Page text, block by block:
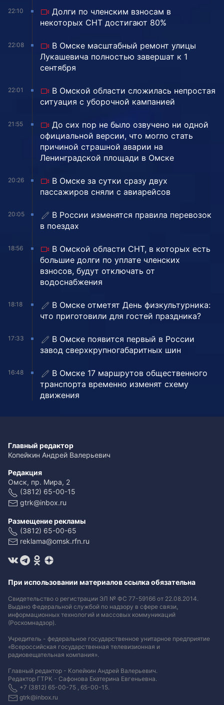
22:10
Долги по членским взносам в
некоторых СНТ достигают 80%
22:08
В Омске масштабный ремонт улицы
Лукашевича полностью завершат к 1
сентября
22:01
В Омской области сложилась непростая
ситуация с уборочной кампанией
21:55
До сих пор не было озвучено ни одной
официальной версии, что могло стать
причиной страшной аварии на
Ленинградской площади в Омске
20:26
В Омске за сутки сразу двух
пассажиров сняли с авиарейсов
20:05
В России изменятся правила перевозок
в поездах
18:56
В Омской области СНТ, в которых есть
большие долги по уплате членских
взносов, будут отключать от
водоснабжения
18:18
В Омске отметят День физкультурника:
что приготовили для гостей праздника?
17:33
В Омске появится первый в России
завод сверхкрупногабаритных шин
16:48
В Омске 17 маршрутов общественного
транспорта временно изменят схему
движения
Главный редактор
Копейкин Андрей Валерьевич
Редакция
Омск, пр. Мира, 2
(3812) 65-00-15
gtrk@inbox.ru
Размещение рекламы
(3812) 65-00-65
reklama@omsk.rfn.ru
При использовании материалов ссылка обязательна
Свидетельство о регистрации ЭЛ № ФС 77-59166 от 22.08.2014.
Выдано Федеральной службой по надзору в сфере связи,
информационных технологий и массовых коммуникаций
(Роскомнадзор).
Учредитель - федеральное государственное унитарное предприятие
«Всероссийская государственная телевизионная и
радиовещательная компания».
Главный редактор - Копейкин Андрей Валерьевич.
Редактор ГТРК - Сафонова Екатерина Евгеньевна.
+7 (3812) 65-00-75 , 65-00-15.
gtrk@inbox.ru